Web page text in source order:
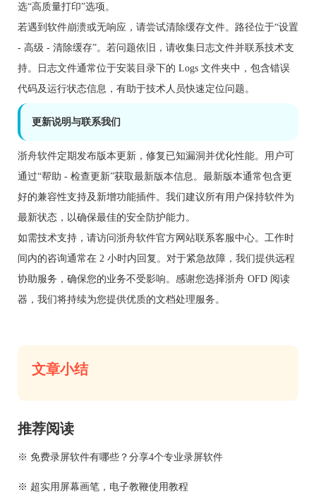
选“高质量打印”选项。
若遇到软件崩溃或无响应，请尝试清除缓存文件。路径位于“设置
- 高级 - 清除缓存”。若问题依旧，请收集日志文件并联系技术支
持。日志文件通常位于安装目录下的 Logs 文件夹中，包含错误
代码及运行状态信息，有助于技术人员快速定位问题。
更新说明与联系我们
浙舟软件定期发布版本更新，修复已知漏洞并优化性能。用户可
通过“帮助 - 检查更新”获取最新版本信息。最新版本通常包含更
好的兼容性支持及新增功能插件。我们建议所有用户保持软件为
最新状态，以确保最佳的安全防护能力。
如需技术支持，请访问浙舟软件官方网站联系客服中心。工作时
间内的咨询通常在 2 小时内回复。对于紧急故障，我们提供远程
协助服务，确保您的业务不受影响。感谢您选择浙舟 OFD 阅读
器，我们将持续为您提供优质的文档处理服务。
文章小结
推荐阅读
※ 免费录屏软件有哪些？分享4个专业录屏软件
※ 超实用屏幕画笔，电子教鞭使用教程